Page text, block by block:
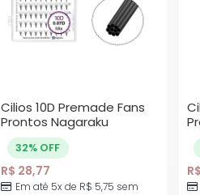
Cilios 10D Premade Fans
Prontos Nagaraku
32% OFF
R$ 28,77
Em até 5x de R$ 5,75 sem
R$